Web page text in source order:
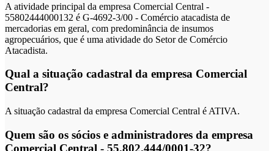
A atividade principal da empresa Comercial Central -
55802444000132 é G-4692-3/00 - Comércio atacadista de
mercadorias em geral, com predominância de insumos
agropecuários, que é uma atividade do Setor de Comércio
Atacadista.
Qual a situação cadastral da empresa Comercial
Central?
A situação cadastral da empresa Comercial Central é ATIVA.
Quem são os sócios e administradores da empresa
Comercial Central - 55.802.444/0001-32?